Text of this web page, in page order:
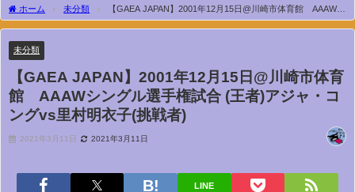
ホーム 未分類
【GAEA JAPAN】2001年12月15日@川崎市体育館 AAAWシ
ングル選手権試合 (王者)アジャ・コングvs里村明衣子(挑戦者)
未分類
【GAEA JAPAN】2001年12月15日@川崎市体育
館 AAAWシングル選手権試合 (王者)アジャ・コ
ングvs里村明衣子(挑戦者)
2021年3月11日 2021年3月11日
LINE